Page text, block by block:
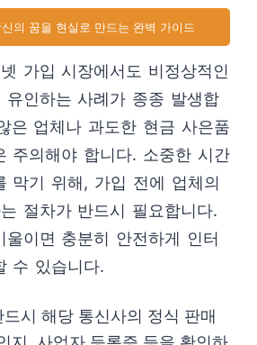
의 꿈을 현실로 만드는 완벽 가이드
가입 시장에서도 비정상적인
유인하는 사례가 종종 발생합
은 업체나 과도한 현금 사은품
주의해야 합니다. 소중한 시간
막기 위해, 가입 전에 업체의
절차가 반드시 필요합니다.
울이면 충분히 안전하게 인터
수 있습니다.
드시 해당 통신사의 정식 판매